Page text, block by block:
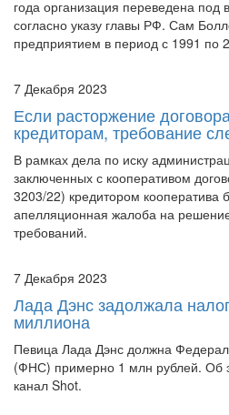
года организация переведена
согласно указу главы РФ. Сам
предприятием в период с 1991 по
7 Декабря 2023
Если расторжение
кредиторам, требование
В рамках дела по иску
заключенных с кооперативом
3203/22) кредитором кооператива
апелляционная жалоба на
требований.
7 Декабря 2023
Лада Дэнс задолжала
миллиона
Певица Лада Дэнс должна
(ФНС) примерно 1 млн рублей. Об
канал Shot.